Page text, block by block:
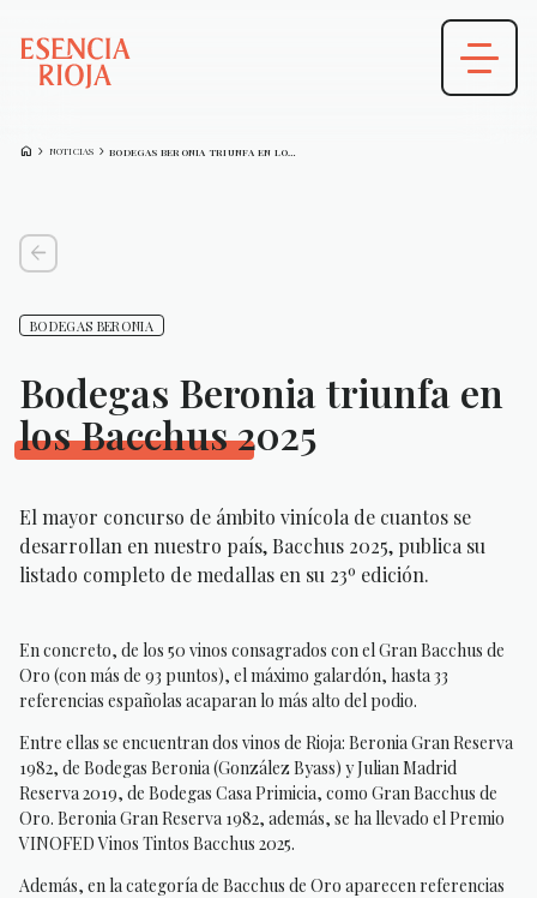
HOME CHEVRON_FORWARD NOTICIAS CHEVRON_FORWARD
arrow_back
BODEGAS BERONIA
Bodegas Beronia triunfa en
los Bacchus 2025
El mayor concurso de ámbito vinícola de cuantos se
desarrollan en nuestro país, Bacchus 2025, publica su
listado completo de medallas en su 23º edición.
En concreto, de los 50 vinos consagrados con el Gran Bacchus de
Oro (con más de 93 puntos), el máximo galardón, hasta 33
referencias españolas acaparan lo más alto del podio.
Entre ellas se encuentran dos vinos de Rioja: Beronia Gran Reserva
1982, de Bodegas Beronia (González Byass) y Julian Madrid
Reserva 2019, de Bodegas Casa Primicia, como Gran Bacchus de
Oro. Beronia Gran Reserva 1982, además, se ha llevado el Premio
VINOFED Vinos Tintos Bacchus 2025.
Además, en la categoría de Bacchus de Oro aparecen referencias